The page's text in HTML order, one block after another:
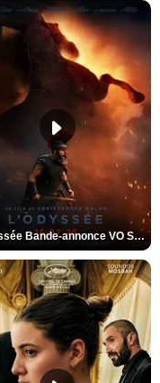
L'Odyssée Bande-annonce VO STFR